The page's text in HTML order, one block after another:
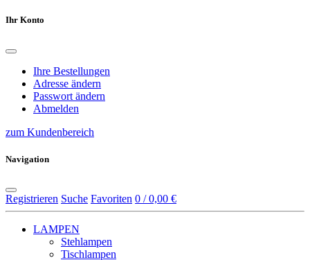
Ihr Konto
Ihre Bestellungen
Adresse ändern
Passwort ändern
Abmelden
zum Kundenbereich
Navigation
Registrieren Suche Favoriten 0 / 0,00 €
LAMPEN
Stehlampen
Tischlampen